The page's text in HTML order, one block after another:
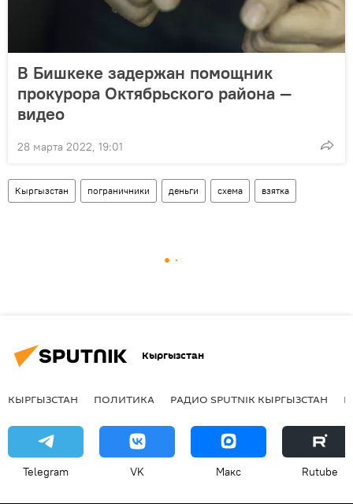
В Бишкеке задержан помощник
прокурора Октябрьского района —
видео
28 марта 2022, 19:01
Кыргызстан пограничники деньги схема взятка
Кыргызстан
КЫРГЫЗСТАН ПОЛИТИКА РАДИО SPUTNIK КЫРГЫЗСТАН
Telegram VK Макс Rutube